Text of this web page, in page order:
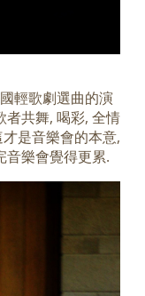
輕歌劇選曲的演
者共舞, 喝彩, 全情
是音樂會的本意,
音樂會覺得更累.